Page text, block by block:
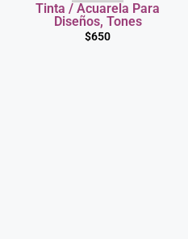
Tinta / Acuarela Para
Diseños, Tones
$650